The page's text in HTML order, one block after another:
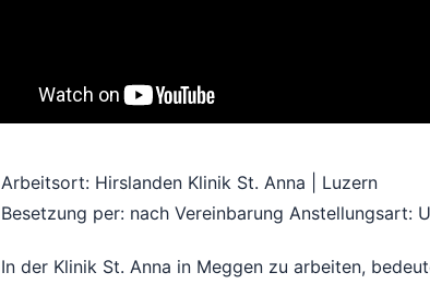
Arbeitsort: Hirslanden Klinik St. Anna | Luzern
Besetzung per: nach Vereinbarung Anstellungsart:
In der Klinik St. Anna in Meggen zu arbeiten,